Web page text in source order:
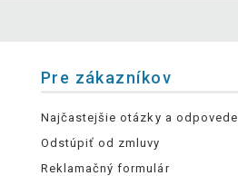
Pre zákazníkov
Najčastejšie otázky a odpovede
Odstúpiť od zmluvy
Reklamačný formulár